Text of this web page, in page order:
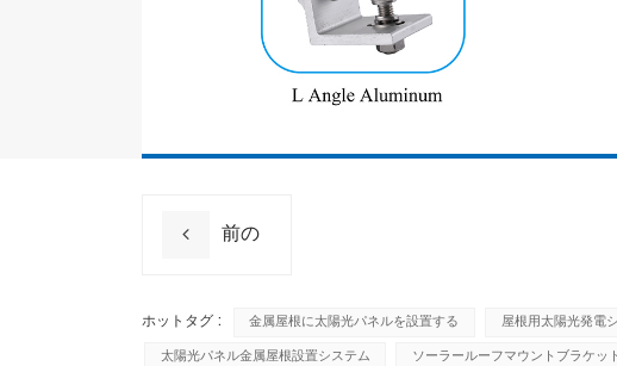
前の
ホットタグ : 金属屋根に太陽光パネルを設置する 屋根用太陽光発電
太陽光パネル金属屋根設置システム ソーラールーフマウントブラケット